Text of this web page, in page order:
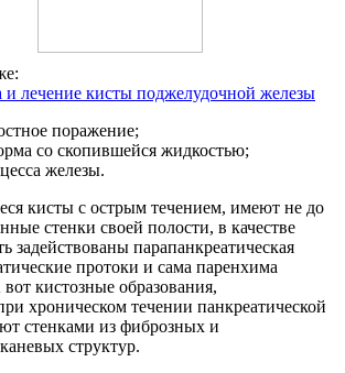
и лечение кисты поджелудочной железы
поражение;
со скопившейся жидкостью;
железы.
кисты с острым течением, имеют не до
стенки своей полости, в качестве
задействованы парапанкреатическая
протоки и сама паренхима
кистозные образования,
хроническом течении панкреатической
стенками из фиброзных и
структур.